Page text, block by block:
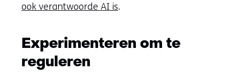
ook verantwoorde AI is.
Experimenteren om te
reguleren